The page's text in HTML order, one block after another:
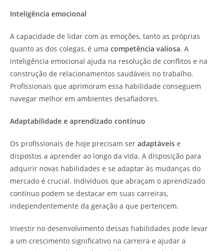
Inteligência emocional
A capacidade de lidar com as emoções, tanto as próprias
quanto as dos colegas, é uma competência valiosa. A
inteligência emocional ajuda na resolução de conflitos e na
construção de relacionamentos saudáveis no trabalho.
Profissionais que aprimoram essa habilidade conseguem
navegar melhor em ambientes desafiadores.
Adaptabilidade e aprendizado contínuo
Os profissionais de hoje precisam ser adaptáveis e
dispostos a aprender ao longo da vida. A disposição para
adquirir novas habilidades e se adaptar às mudanças do
mercado é crucial. Indivíduos que abraçam o aprendizado
contínuo podem se destacar em suas carreiras,
independentemente da geração a que pertencem.
Investir no desenvolvimento dessas habilidades pode levar
a um crescimento significativo na carreira e ajudar a